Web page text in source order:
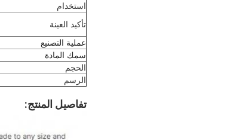
استخدام
تأكيد العينة
عملية التصنيع
سمك المادة
الحجم
الرسم
تفاصيل المنتج: